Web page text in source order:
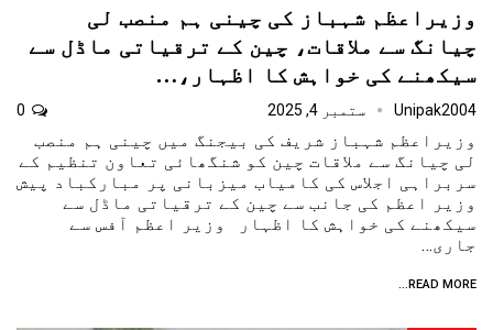
وزیراعظم شہباز کی چینی ہم منصب لی
چیانگ سے ملاقات، چین کے ترقیاتی ماڈل سے
سیکھنے کی خواہش کا اظہار،…
Unipak2004 ستمبر 4, 2025
وزیراعظم شہباز شریف کی بیجنگ میں چینی ہم منصب
لی چیانگ سے ملاقات چین کو شنگھائی تعاون تنظیم کے
سربراہی اجلاس کی کامیاب میزبانی پر مبارکباد پیش
وزیر اعظم کی جانب سے چین کے ترقیاتی ماڈل سے
سیکھنے کی خواہش کا اظہار وزیر اعظم آفس سے
جاری…
READ MORE...